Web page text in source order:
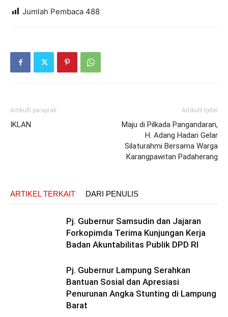
Jumlah Pembaca 488
Artikulli paraprak
IKLAN
Artikulli tjetër
Maju di Pilkada Pangandaran,
H. Adang Hadari Gelar
Silaturahmi Bersama Warga
Karangpawitan Padaherang
ARTIKEL TERKAIT DARI PENULIS
Pj. Gubernur Samsudin dan Jajaran
Forkopimda Terima Kunjungan Kerja
Badan Akuntabilitas Publik DPD RI
Pj. Gubernur Lampung Serahkan
Bantuan Sosial dan Apresiasi
Penurunan Angka Stunting di Lampung
Barat